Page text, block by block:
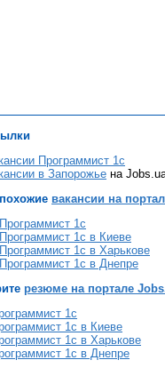
Программист 1c
в Запорожье на
вакансии на
1c
1c в Киеве
1c в Харькове
1c в Днепре
резюме на портале
1c
1c в Киеве
1c в Харькове
1c в Днепре